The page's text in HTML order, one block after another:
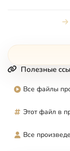
Полезные
Все файлы
Этот файл в
Все